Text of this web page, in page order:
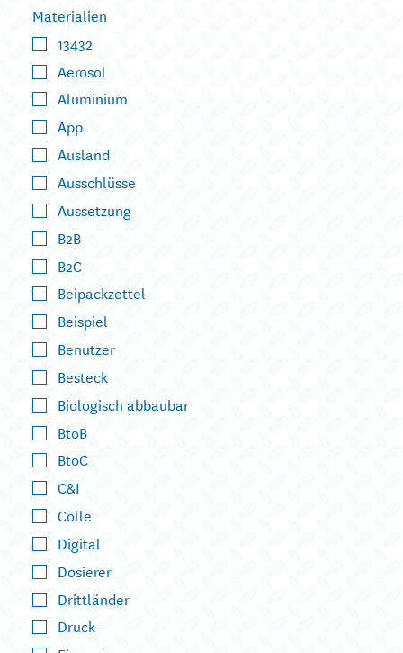
Materialien
13432
Aerosol
Aluminium
App
Ausland
Ausschlüsse
Aussetzung
B2B
B2C
Beipackzettel
Beispiel
Benutzer
Besteck
Biologisch abbaubar
BtoB
BtoC
C&I
Colle
Digital
Dosierer
Drittländer
Druck